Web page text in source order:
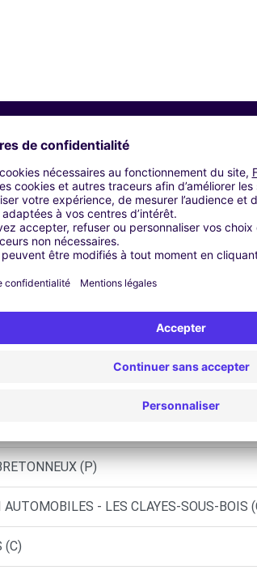
Agences
- BOIS-D ARCY (C)
(C)
(P)
- LES CLAYES-SOUS-BOIS
(C)